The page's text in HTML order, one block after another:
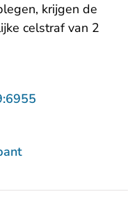
krijgen de
celstraf van 2